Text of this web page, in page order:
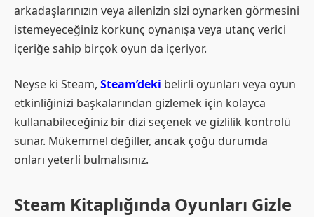
arkadaşlarınızın veya ailenizin sizi oynarken görmesini
istemeyeceğiniz korkunç oynanışa veya utanç verici
içeriğe sahip birçok oyun da içeriyor.
Neyse ki Steam, Steam’deki belirli oyunları veya oyun
etkinliğinizi başkalarından gizlemek için kolayca
kullanabileceğiniz bir dizi seçenek ve gizlilik kontrolü
sunar. Mükemmel değiller, ancak çoğu durumda
onları yeterli bulmalısınız.
Steam Kitaplığında Oyunları Gizle